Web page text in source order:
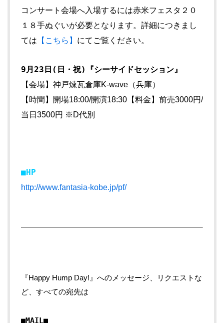
コンサート会場へ入場するには赤米フェスタ２０
１８手ぬぐいが必要となります。詳細につきまし
ては 【こちら】 にてご覧ください。
9月23日(日・祝)『シーサイドセッション』
【会場】神戸煉瓦倉庫K-wave（兵庫）
【時間】開場18:00/開演18:30【料金】前売3000円/
当日3500円 ※D代別
■HP
http://www.fantasia-kobe.jp/pf/
『Happy Hump Day!』へのメッセージ、リクエストな
ど、すべての宛先は
■MAIL■